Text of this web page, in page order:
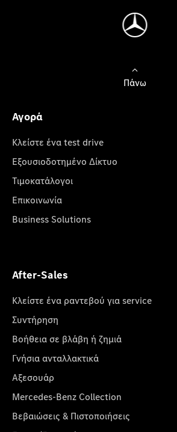
Πάνω
Αγορά
Κλείστε ένα test drive
Εξουσιοδοτημένο Δίκτυο
Τιμοκατάλογοι
Επικοινωνία
Business Solutions
After-Sales
Κλείστε ένα ραντεβού για service
Συντήρηση
Βοήθεια σε βλάβη ή ζημιά
Γνήσια ανταλλακτικά
Αξεσουάρ
Mercedes-Benz Collection
Βεβαιώσεις & Πιστοποιήσεις